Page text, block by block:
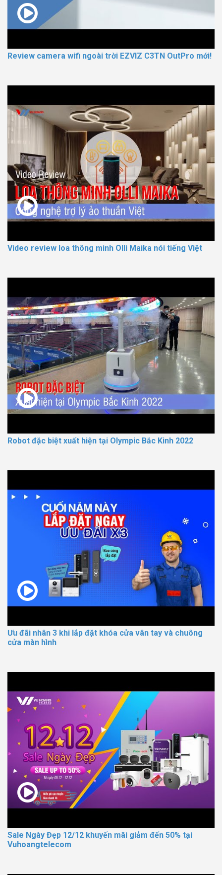
Review camera wifi ngoài trời EZVIZ C3TN OutPro mới!
Video review loa thông minh Olli Maika nói tiếng Việt
Robot đặc biệt xuất hiện tại Olympic Bắc Kinh 2022
Ưu đãi nhân 3 khi lắp đặt khóa cửa vân tay và chuông
cửa màn hình
Sale Ngày Đẹp 12/12 khuyến mãi giảm đến 50% tại
Vuhoangtelecom